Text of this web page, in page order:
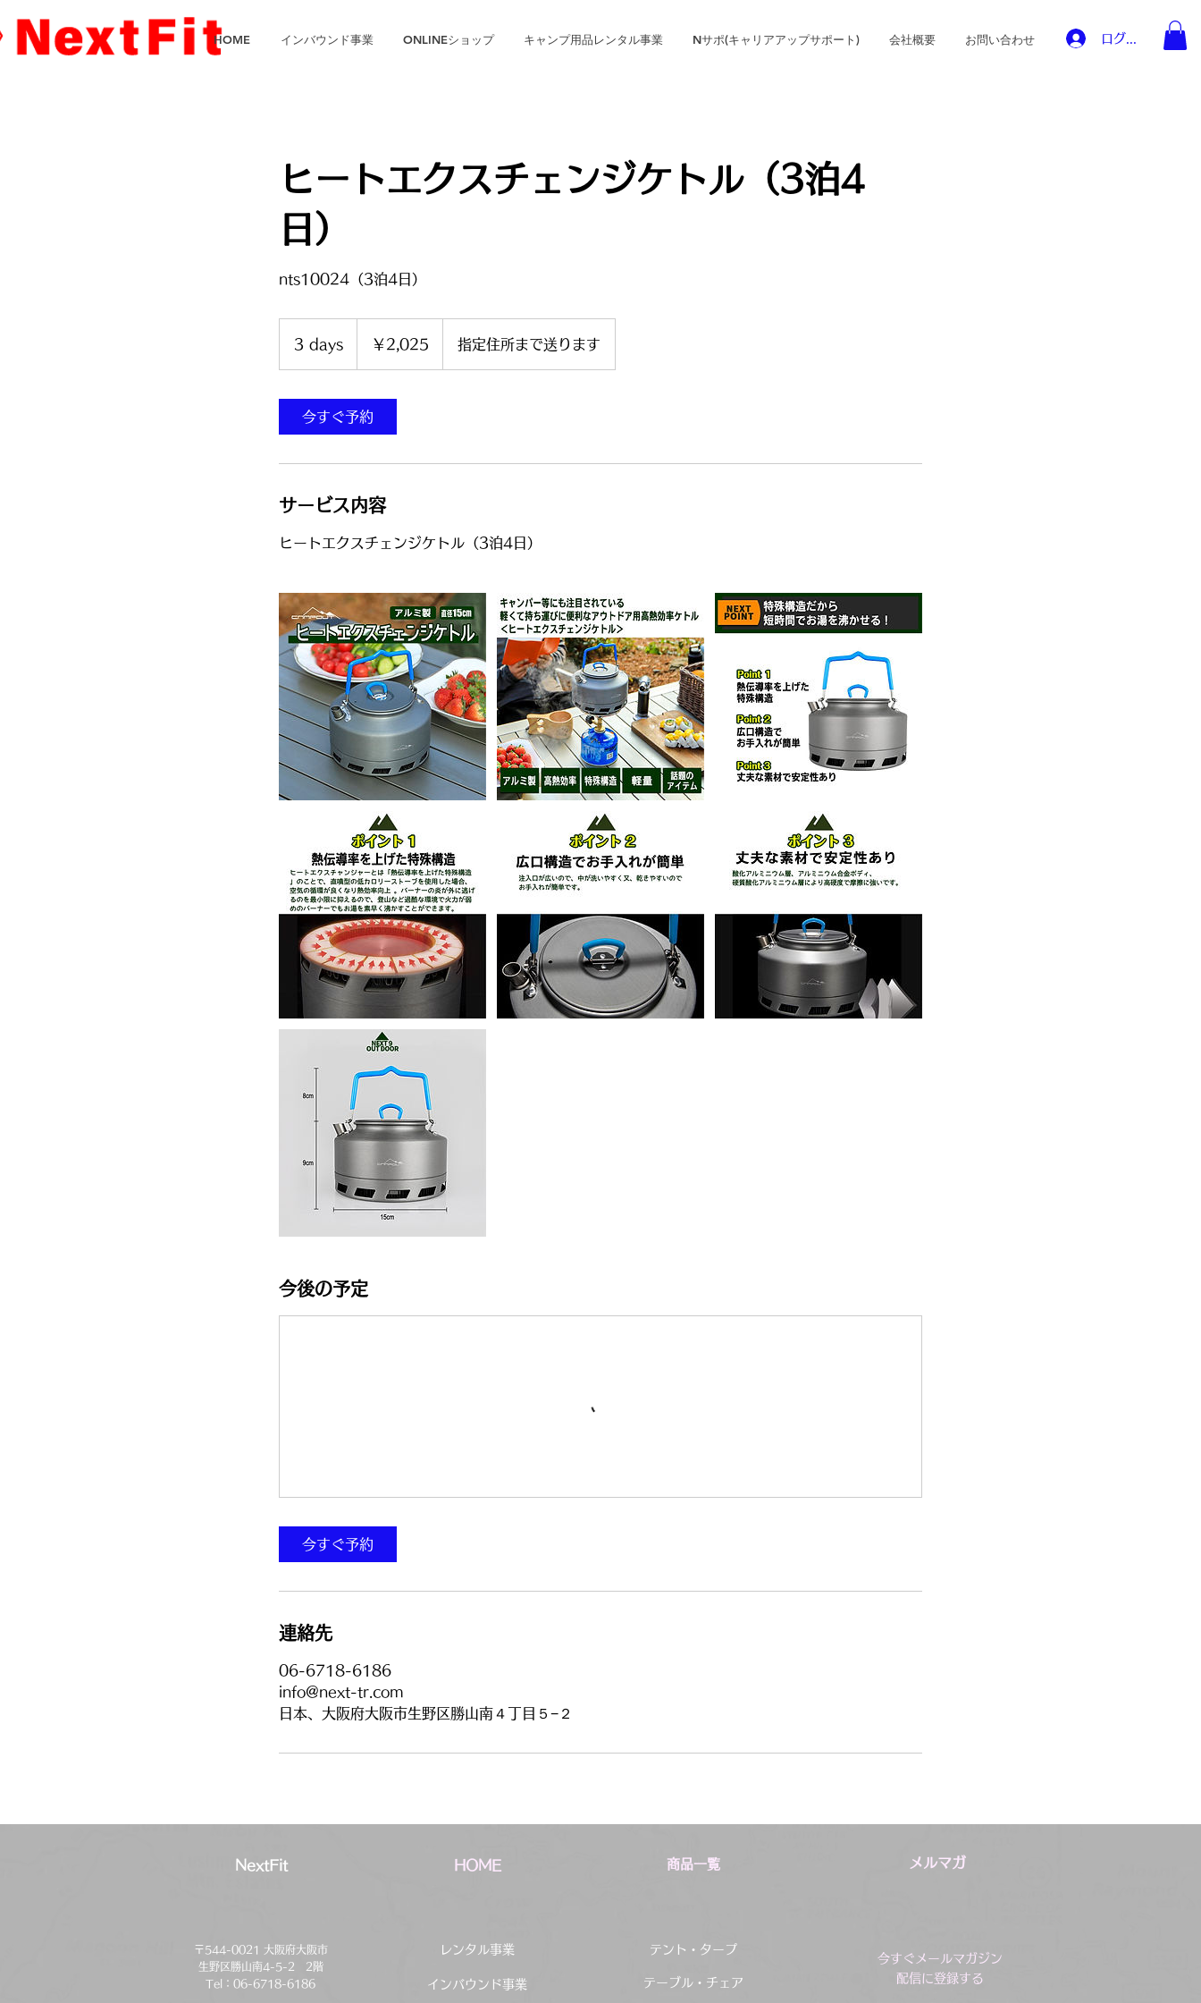
HOME インバウンド事業 ONLINEショップ キャンプ用品レンタル事業 Nサポ(キャリアアップサポート) 会社概要 お問い合わせ ログイン
ヒートエクスチェンジケトル（3泊4
日）
nts10024（3泊4日）
3 days
y
￥2,025 指定住所まで送ります
今すぐ予約
サービス内容
ヒートエクスチェンジケトル（3泊4日）
今後の予定
今すぐ予約
連絡先
06-6718-6186
info@next-tr.com
日本、大阪府大阪市生野区勝山南４丁目５−２
NextFit HOME 商品一覧 メルマガ
〒544-0021 大阪府大阪市
生野区勝山南4-5-2 2階
Tel：06-6718-6186
レンタル事業
インバウンド事業
テント・タープ
テーブル・チェア
今すぐメールマガジン
配信に登録する